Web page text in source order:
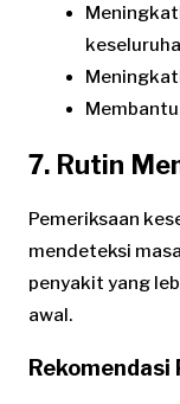
7. Rutin
Pemeriksaan
mendeteksi
penyakit yang
awal.
Rekomendasi